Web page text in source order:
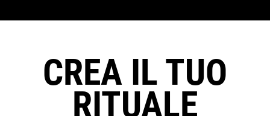
CREA IL TUO
RITUALE